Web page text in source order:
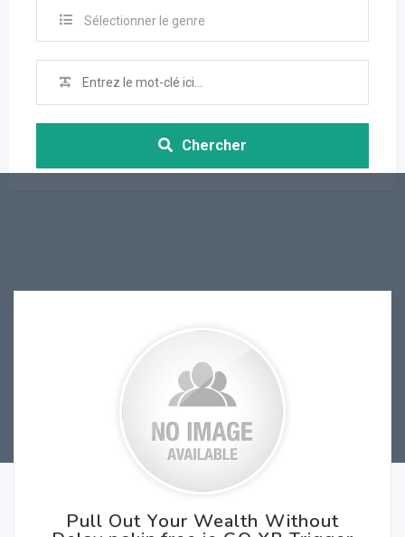
Sélectionner le genre
Chercher
Pull Out Your Wealth Without